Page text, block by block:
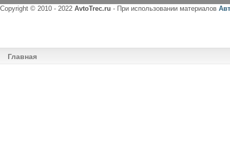
Copyright © 2010 - 2022 AvtoTrec.ru - При использовании материалов
Главная